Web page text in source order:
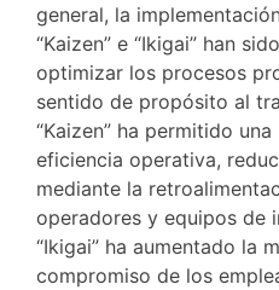
general, la
“Kaizen” e “Ikigai” han
optimizar los procesos
sentido de propósito al
“Kaizen” ha permitido
eficiencia operativa,
mediante la
operadores y equipos de
“Ikigai” ha aumentado la
compromiso de los